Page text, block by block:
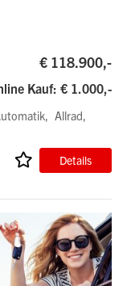
€ 118.900,-
Kauf: € 1.000,-
Allrad
Details